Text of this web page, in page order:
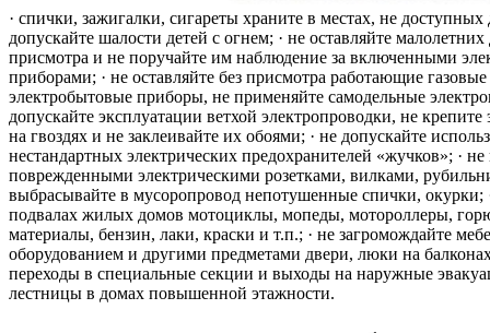
· спички, зажигалки, сигареты храните в местах, не доступных
допускайте шалости детей с огнем; · не оставляйте малолетних
присмотра и не поручайте им наблюдение за включенными
приборами; · не оставляйте без присмотра работающие
электробытовые приборы, не применяйте самодельные
допускайте эксплуатации ветхой электропроводки, не крепите
на гвоздях и не заклеивайте их обоями; · не допускайте
нестандартных электрических предохранителей «жучков»; · не
поврежденными электрическими розетками, вилками,
выбрасывайте в мусоропровод непотушенные спички, окурки;
подвалах жилых домов мотоциклы, мопеды, мотороллеры,
материалы, бензин, лаки, краски и т.п.; · не загромождайте
оборудованием и другими предметами двери, люки на
переходы в специальные секции и выходы на наружные
лестницы в домах повышенной этажности.